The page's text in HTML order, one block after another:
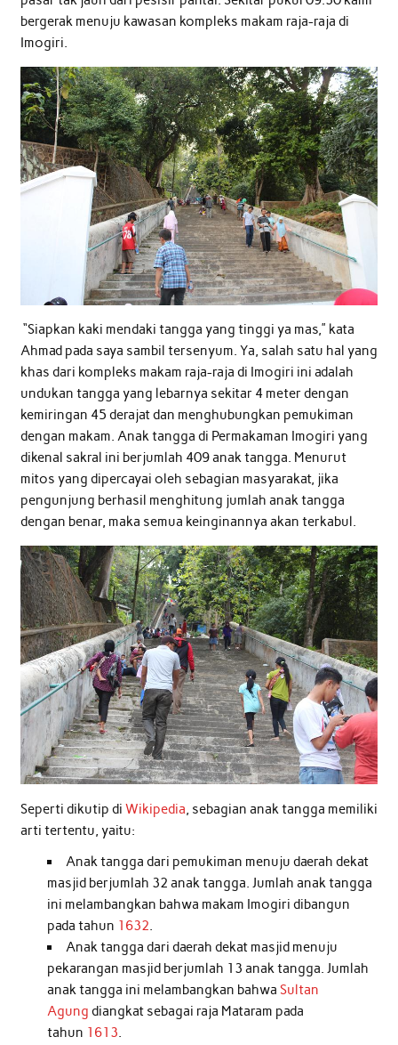
bergerak menuju kawasan kompleks makam raja-raja di
Imogiri.
“Siapkan kaki mendaki tangga yang tinggi ya mas,” kata
Ahmad pada saya sambil tersenyum. Ya, salah satu hal yang
khas dari kompleks makam raja-raja di Imogiri ini adalah
undukan tangga yang lebarnya sekitar 4 meter dengan
kemiringan 45 derajat dan menghubungkan pemukiman
dengan makam. Anak tangga di Permakaman Imogiri yang
dikenal sakral ini berjumlah 409 anak tangga. Menurut
mitos yang dipercayai oleh sebagian masyarakat, jika
pengunjung berhasil menghitung jumlah anak tangga
dengan benar, maka semua keinginannya akan terkabul.
Seperti dikutip di Wikipedia, sebagian anak tangga memiliki
arti tertentu, yaitu:
Anak tangga dari pemukiman menuju daerah dekat
masjid berjumlah 32 anak tangga. Jumlah anak tangga
ini melambangkan bahwa makam Imogiri dibangun
pada tahun 1632.
Anak tangga dari daerah dekat masjid menuju
pekarangan masjid berjumlah 13 anak tangga. Jumlah
anak tangga ini melambangkan bahwaSultan
Agung diangkat sebagai raja Mataram pada
tahun 1613.